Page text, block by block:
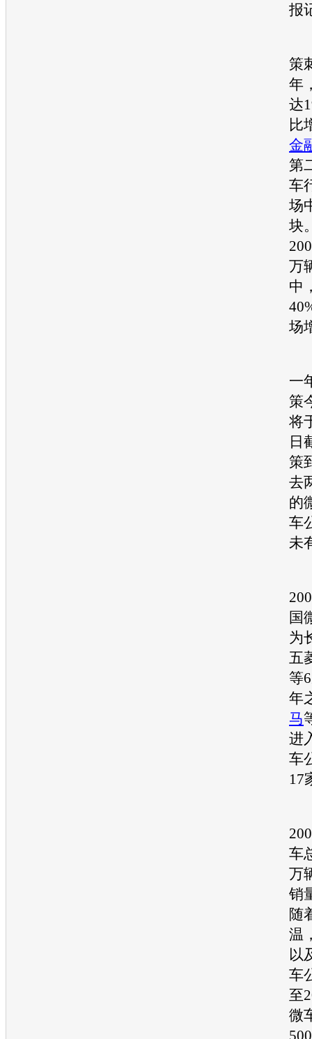
报
策
年
达
比
金
第
车
场
块
万
中
场
一
策
将
日
策
去
的
车
未
国
为
五
等
年
马
进
车
17
车
万
销
随
温
以
车
至
微